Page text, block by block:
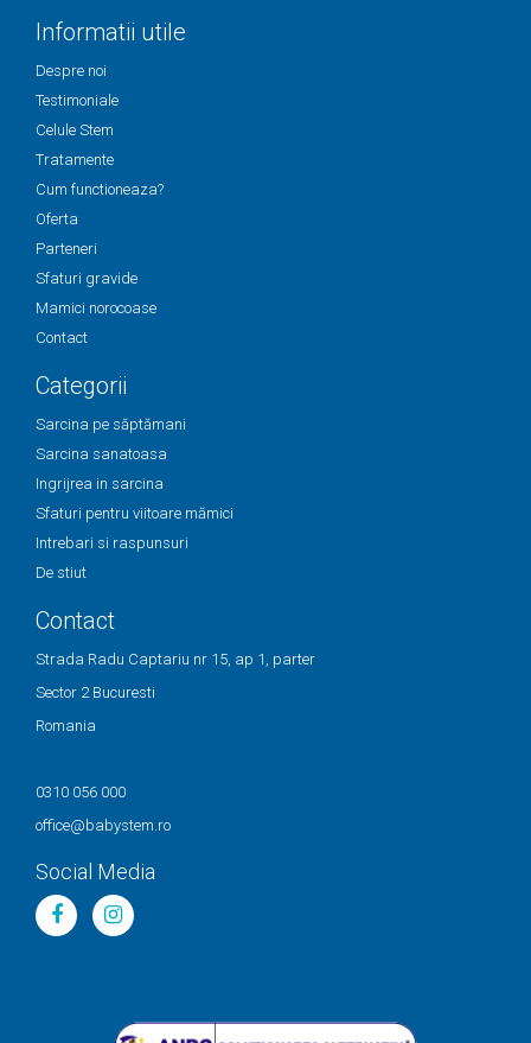
Informatii utile
Despre noi
Testimoniale
Celule Stem
Tratamente
Cum functioneaza?
Oferta
Parteneri
Sfaturi gravide
Mamici norocoase
Contact
Categorii
Sarcina pe săptămani
Sarcina sanatoasa
Ingrijrea in sarcina
Sfaturi pentru viitoare mămici
Intrebari si raspunsuri
De stiut
Contact
Strada Radu Captariu nr 15, ap 1, parter
Sector 2 Bucuresti
Romania
0310 056 000
office@babystem.ro
Social Media